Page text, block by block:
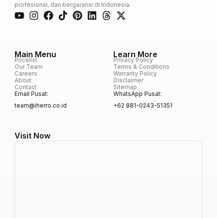
profesional, dan bergaransi di Indonesia.
Main Menu
Pricelist
Our Team
Careers
About
Contact
Email Pusat:
team@iherro.co.id
Learn More
Privacy Policy
Terms & Conditions
Warranty Policy
Disclaimer
Sitemap
WhatsApp Pusat:
+62 881-0243-51351
Visit Now